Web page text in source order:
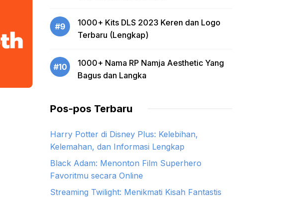
#9
1000+ Kits DLS 2023 Keren dan Logo
Terbaru (Lengkap)
#10
1000+ Nama RP Namja Aesthetic Yang
Bagus dan Langka
Pos-pos Terbaru
Harry Potter di Disney Plus: Kelebihan,
Kelemahan, dan Informasi Lengkap
Black Adam: Menonton Film Superhero
Favoritmu secara Online
Streaming Twilight: Menikmati Kisah Fantastis